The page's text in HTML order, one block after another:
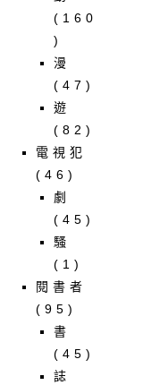
(160
)
漫
(47)
遊
(82)
電視犯
(46)
劇
(45)
騷
(1)
閱書者
(95)
書
(45)
誌